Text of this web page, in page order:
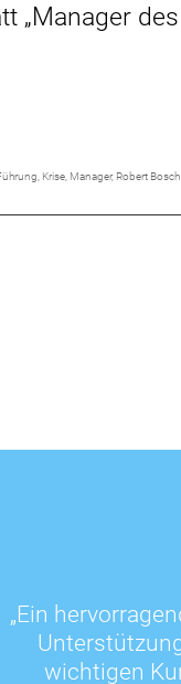
„Manager
Krise Manager, Robert
„Ein
wichtigen